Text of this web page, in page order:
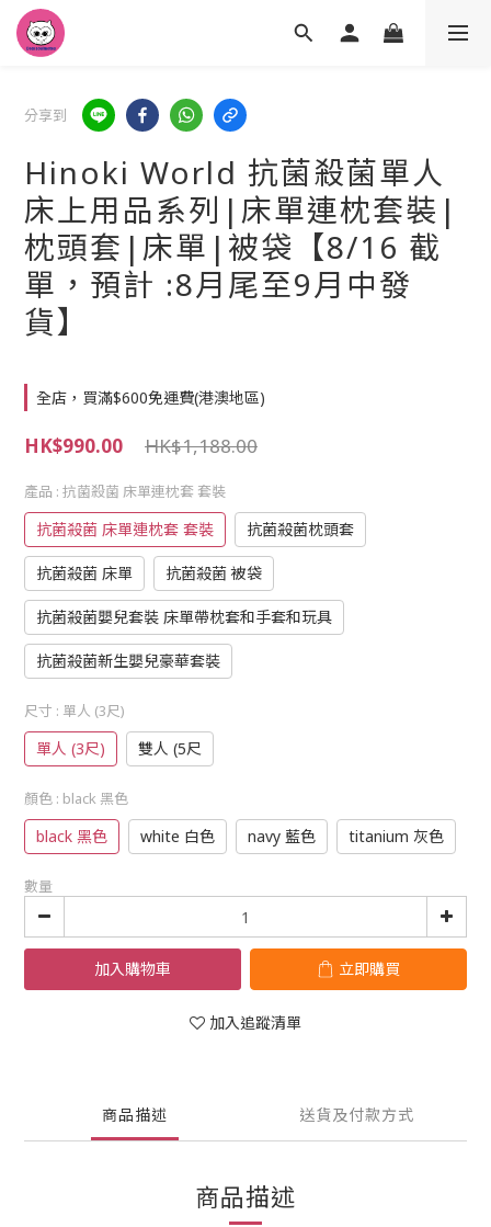
分享到
Hinoki World 抗菌殺菌單人
床上用品系列|床單連枕套裝|
枕頭套|床單|被袋【8/16 截
單，預計 :8月尾至9月中發
貨】
全店，買滿$600免運費(港澳地區)
HK$1,188.00
HK$990.00
產品 : 抗菌殺菌 床單連枕套 套裝
抗菌殺菌 床單連枕套 套裝 抗菌殺菌枕頭套
抗菌殺菌 床單 抗菌殺菌 被袋
抗菌殺菌嬰兒套裝 床單帶枕套和手套和玩具
抗菌殺菌新生嬰兒豪華套裝
尺寸 : 單人 (3尺)
單人 (3尺) 雙人 (5尺
顏色 : black 黑色
black 黑色 white 白色 navy 藍色 titanium 灰色
數量
加入購物車 立即購買
加入追蹤清單
商品描述 送貨及付款方式
商品描述